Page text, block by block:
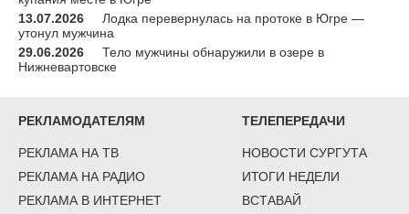
13.07.2026
Лодка перевернулась на протоке в Югре —
утонул мужчина
29.06.2026
Тело мужчины обнаружили в озере в
Нижневартовске
РЕКЛАМОДАТЕЛЯМ
РЕКЛАМА НА ТВ
РЕКЛАМА НА РАДИО
РЕКЛАМА В ИНТЕРНЕТ
ТЕЛЕПЕРЕДАЧИ
НОВОСТИ СУРГУТА
ИТОГИ НЕДЕЛИ
ВСТАВАЙ